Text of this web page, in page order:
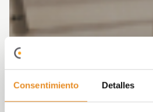
Consentimiento Detalles